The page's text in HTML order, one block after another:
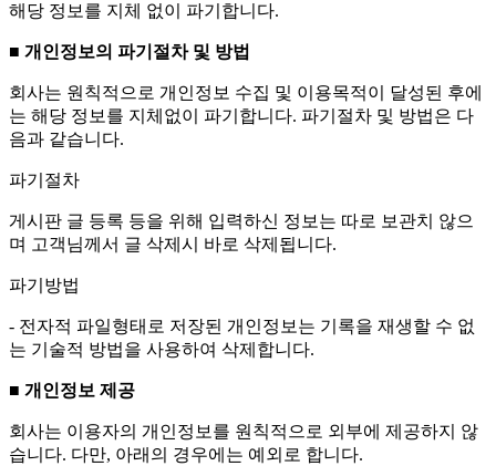
해당 정보를 지체 없이 파기합니다.
■ 개인정보의 파기절차 및 방법
회사는 원칙적으로 개인정보 수집 및 이용목적이 달성된 후에
는 해당 정보를 지체없이 파기합니다. 파기절차 및 방법은 다
음과 같습니다.
파기절차
게시판 글 등록 등을 위해 입력하신 정보는 따로 보관치 않으
며 고객님께서 글 삭제시 바로 삭제됩니다.
파기방법
- 전자적 파일형태로 저장된 개인정보는 기록을 재생할 수 없
는 기술적 방법을 사용하여 삭제합니다.
■ 개인정보 제공
회사는 이용자의 개인정보를 원칙적으로 외부에 제공하지 않
습니다. 다만, 아래의 경우에는 예외로 합니다.